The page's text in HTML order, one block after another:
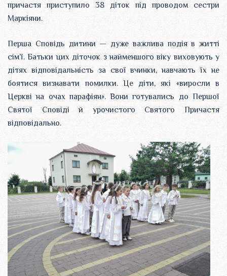
причастя приступило 38 діток під проводом сестри
Маркіяни.
Перша Сповідь дитини — дуже важлива подія в житті
сім’ї. Батьки цих діточок з найменшого віку виховують у
дітях відповідальність за свої вчинки, навчають їх не
боятися визнавати помилки. Це діти, які «виросли в
Церкві на очах парафіян». Вони готувались до Першої
Святої Сповіді й урочистого Святого Причастя
відповідально.